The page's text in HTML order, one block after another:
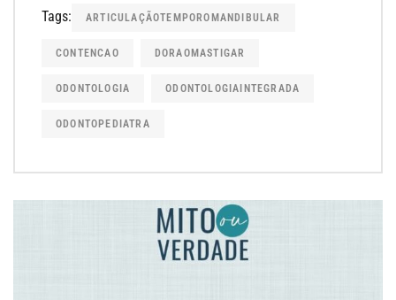
Tags: ARTICULAÇÃOTEMPOROMANDIBULAR
CONTENCAO DORAOMASTIGAR
ODONTOLOGIA ODONTOLOGIAINTEGRADA
ODONTOPEDIATRA